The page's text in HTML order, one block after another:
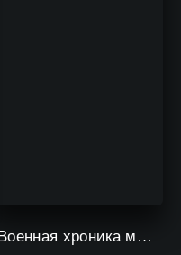
Военная хроника маленькой девочки: Сага о злой Тане